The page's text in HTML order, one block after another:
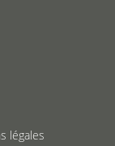
légales